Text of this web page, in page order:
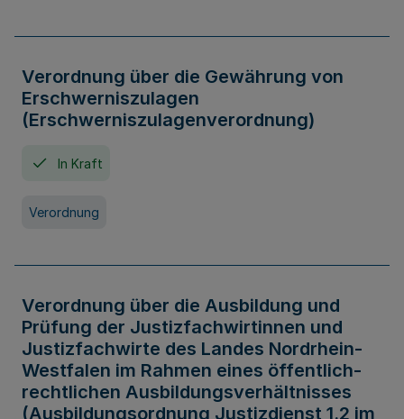
Verordnung über die Gewährung von
Erschwerniszulagen
(Erschwerniszulagenverordnung)
In Kraft
Verordnung
Verordnung über die Ausbildung und
Prüfung der Justizfachwirtinnen und
Justizfachwirte des Landes Nordrhein-
Westfalen im Rahmen eines öffentlich-
rechtlichen Ausbildungsverhältnisses
(Ausbildungsordnung Justizdienst 1.2 im